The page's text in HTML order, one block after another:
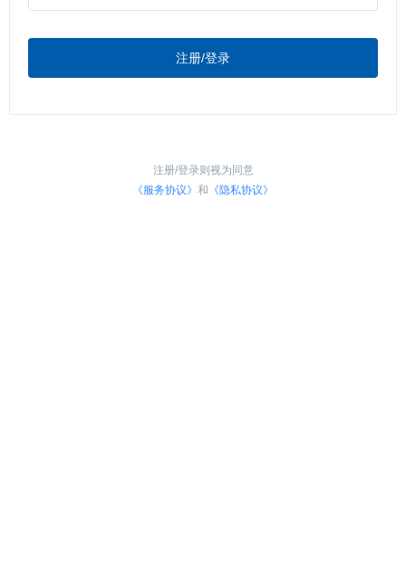
注册/登录
注册/登录则视为同意
《服务协议》 和 《隐私协议》